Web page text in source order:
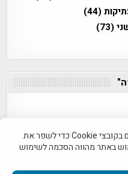
(44)
(73)
היסטוריה על המפה 2011-2026 | פרוייקט טיגארט 2012-2026|
אנו משתמשים בקובצי Cookie כדי לשפר את
באתר מהווה הסכמה לשימוש